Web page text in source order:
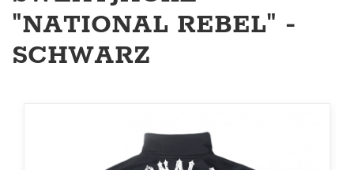
"NATIONAL REBEL" -
SCHWARZ